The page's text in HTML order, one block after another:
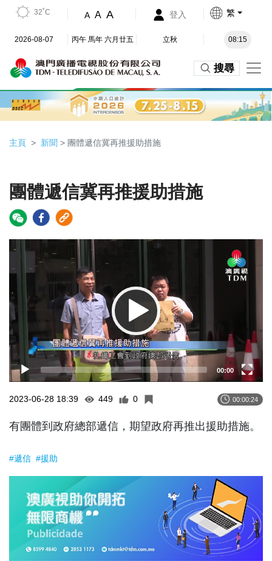
32˚C A A A 登入 繁
2026-08-07 丙午 馬年 六月廿五 立秋 08:15
搜尋
主頁 新聞 > 團體遞信冀再推援助措施
團體遞信冀再推援助措施
00:00
2023-06-28 18:39 449 0 00:00:24
有團體到政府總部遞信，期望政府再推出援助措施。
#遞信 #援助